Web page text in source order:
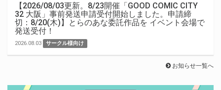
【2026/08/03更新。8/23開催「GOOD COMIC CITY
32 大阪」事前発送申請受付開始しました。申請締
切：8/20(木)】とらのあな委託作品を イベント会場で
発送受付！
2026.08.03 サークル様向け
お知らせ一覧へ